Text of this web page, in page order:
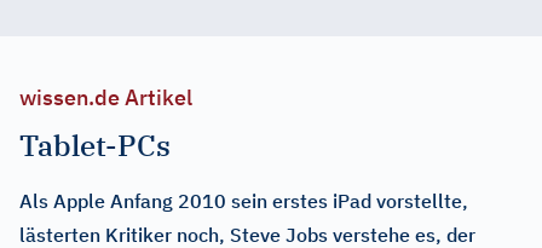
wissen.de Artikel
Tablet-PCs
Als Apple Anfang 2010 sein erstes iPad vorstellte,
lästerten Kritiker noch, Steve Jobs verstehe es, der